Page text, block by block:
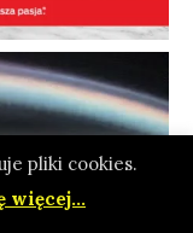
pliki cookies.
więcej...